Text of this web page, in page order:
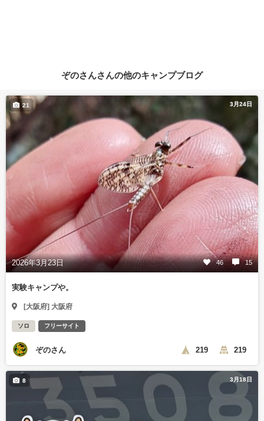
ぞのさんさんの他のキャンプブログ
3月24日
2026年3月23日 46 15
21
実験キャンプや。
[大阪府] 大阪府
ソロ フリーサイト
ぞのさん 219 219
3月18日
8